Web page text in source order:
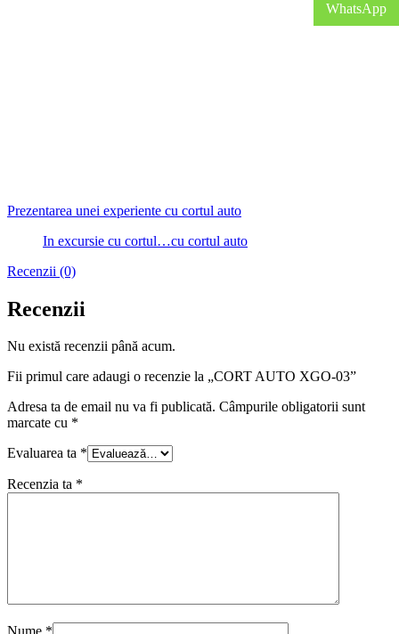
Prezentarea unei experiente cu cortul auto
In excursie cu cortul…cu cortul auto
Recenzii (0)
Recenzii
Nu există recenzii până acum.
Fii primul care adaugi o recenzie la „CORT AUTO XGO-03”
Adresa ta de email nu va fi publicată. Câmpurile obligatorii sunt
marcate cu *
Evaluarea ta *
Recenzia ta *
WhatsApp